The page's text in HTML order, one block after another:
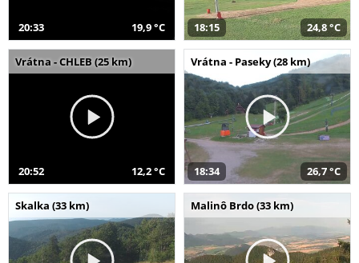
20:33 19,9 °C 18:15 24,8 °C
Vrátna - CHLEB (25 km)
20:52 12,2 °C
Vrátna - Paseky (28 km)
18:34 26,7 °C
Skalka (33 km) Malinô Brdo (33 km)